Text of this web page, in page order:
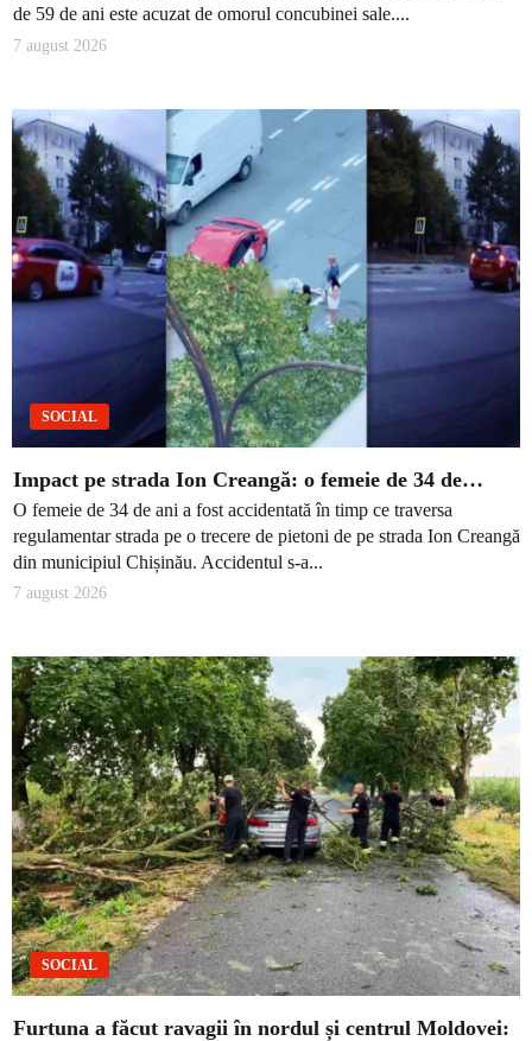
de 59 de ani este acuzat de omorul concubinei sale....
7 august 2026
SOCIAL
Impact pe strada Ion Creangă: o femeie de 34 de…
O femeie de 34 de ani a fost accidentată în timp ce traversa
regulamentar strada pe o trecere de pietoni de pe strada Ion Creangă
din municipiul Chișinău. Accidentul s-a...
7 august 2026
SOCIAL
Furtuna a făcut ravagii în nordul și centrul Moldovei: